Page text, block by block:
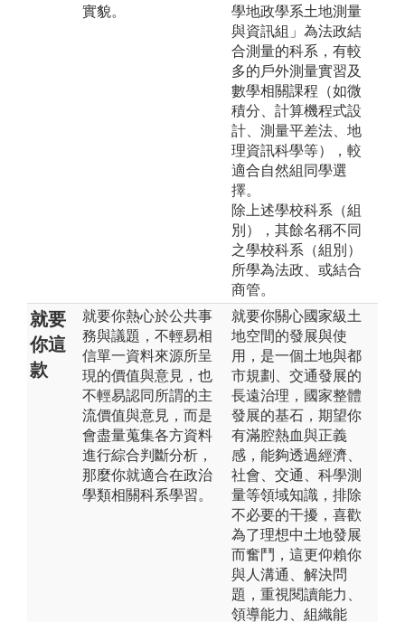
實貌。
學地政學系土地測量
與資訊組」為法政結
合測量的科系，有較
多的戶外測量實習及
數學相關課程（如微
積分、計算機程式設
計、測量平差法、地
理資訊科學等），較
適合自然組同學選
擇。
除上述學校科系（組
別），其餘名稱不同
之學校科系（組別）
所學為法政、或結合
商管。
就要
你這
款
就要你熱心於公共事
務與議題，不輕易相
信單一資料來源所呈
現的價值與意見，也
不輕易認同所謂的主
流價值與意見，而是
會盡量蒐集各方資料
進行綜合判斷分析，
那麼你就適合在政治
學類相關科系學習。
就要你關心國家級土
地空間的發展與使
用，是一個土地與都
市規劃、交通發展的
長遠治理，國家整體
發展的基石，期望你
有滿腔熱血與正義
感，能夠透過經濟、
社會、交通、科學測
量等領域知識，排除
不必要的干擾，喜歡
為了理想中土地發展
而奮鬥，這更仰賴你
與人溝通、解決問
題，重視閱讀能力、
領導能力、組織能